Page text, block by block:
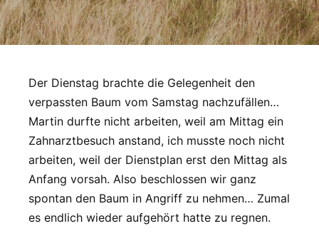
Der Dienstag brachte die Gelegenheit den
verpassten Baum vom Samstag nachzufällen…
Martin durfte nicht arbeiten, weil am Mittag ein
Zahnarztbesuch anstand, ich musste noch nicht
arbeiten, weil der Dienstplan erst den Mittag als
Anfang vorsah. Also beschlossen wir ganz
spontan den Baum in Angriff zu nehmen… Zumal
es endlich wieder aufgehört hatte zu regnen.